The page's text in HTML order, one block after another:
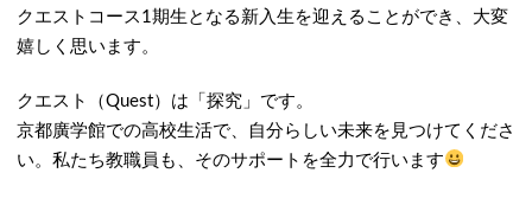
クエストコース1期生となる新入生を迎えることができ、大変
嬉しく思います。
クエスト（Quest）は「探究」です。
京都廣学館での高校生活で、自分らしい未来を見つけてくださ
い。私たち教職員も、そのサポートを全力で行います